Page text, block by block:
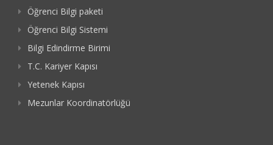
Öğrenci Bilgi paketi
Öğrenci Bilgi Sistemi
Bilgi Edindirme Birimi
T.C. Kariyer Kapısı
Yetenek Kapısı
Mezunlar Koordinatörlüğü